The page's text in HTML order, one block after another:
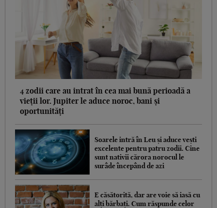
4 zodii care au intrat în cea mai bună perioadă a
vieții lor. Jupiter le aduce noroc, bani și
oportunități
Soarele intră în Leu și aduce vești
excelente pentru patru zodii. Cine
sunt nativii cărora norocul le
surâde începând de azi
E căsătorită, dar are voie să iasă cu
alți bărbați. Cum răspunde celor